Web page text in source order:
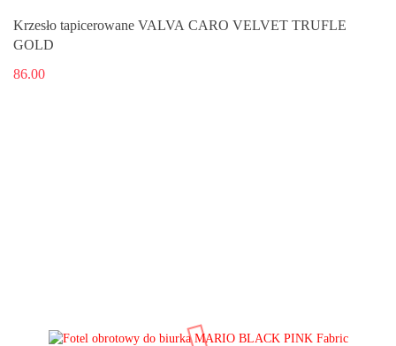
Krzesło tapicerowane VALVA CARO VELVET TRUFLE
GOLD
86.00